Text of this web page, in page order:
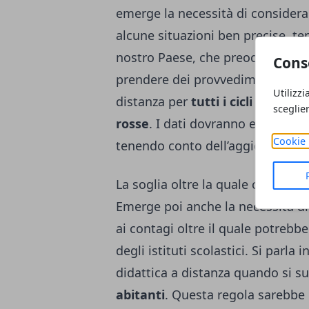
Cookie
emerge la necessità di
alcune situazioni ben precise,
nostro Paese, che preoccupa
prendere dei provvedimenti che
distanza per tutti i cicli di scuola
rosse. I dati dovranno essere
tenendo conto
La soglia oltre la quale chiudere
Emerge poi anche la necessità
ai contagi oltre il quale
degli istituti scolastici. Si parla
didattica a distanza quando si
abitanti. Questa regola